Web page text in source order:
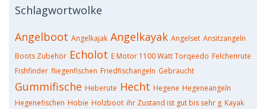
Schlagwortwolke
Angelboot Angelkajak Angelkayak Angelset Ansitzangeln
Boots Zubehör Echolot E Motor 1100 Watt Torqeedo Felchenrute
Fishfinder fliegenfischen Friedfischangeln Gebraucht
Gummifische Heberute Hecht Hegene Hegeneangeln
Hegenefischen Hobie Holzboot ihr Zustand ist gut bis sehr g Kayak